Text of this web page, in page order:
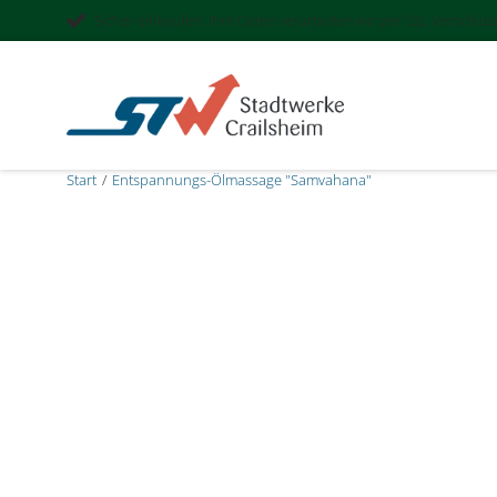
Sicher einkaufen: Ihre Daten verarbeiten wir per SSL
Start Entspannungs-Ölmassage "Samvahana"